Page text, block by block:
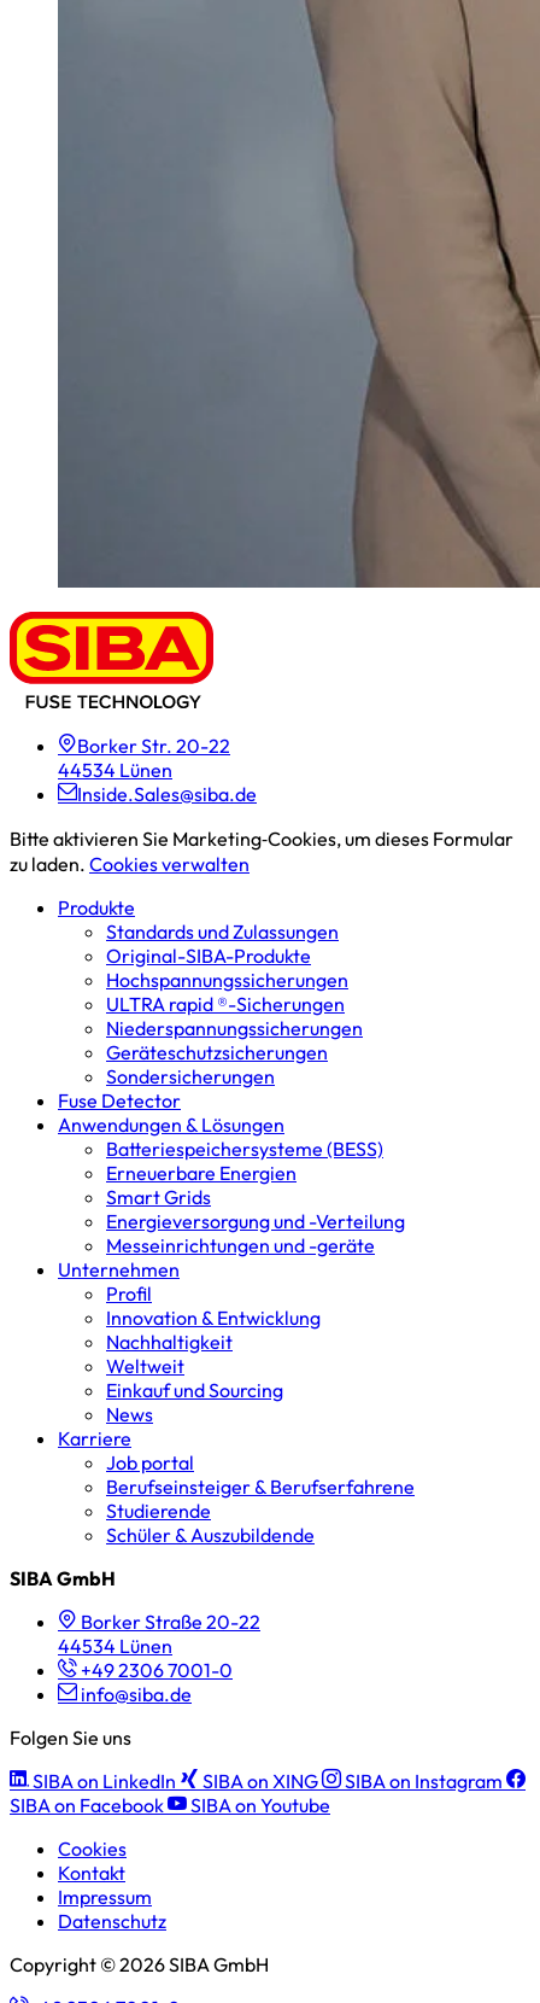
Borker Str. 20-22
44534 Lünen
Inside.Sales@siba.de
Bitte aktivieren Sie Marketing‑Cookies, um dieses Formular
zu laden. Cookies verwalten
Produkte
Standards und Zulassungen
Original-SIBA-Produkte
Hochspannungs­sicherungen
ULTRA rapid ®-Sicherungen
Niederspannungs­sicherungen
Geräteschutz­sicherungen
Sondersicherungen
Fuse Detector
Anwendungen & Lösungen
Batterie­speicher­systeme (BESS)
Erneuerbare Energien
Smart Grids
Energieversorgung und -Verteilung
Messeinrichtungen und -geräte
Unternehmen
Profil
Innovation & Entwicklung
Nachhaltigkeit
Weltweit
Einkauf und Sourcing
News
Karriere
Job portal
Berufseinsteiger & Berufserfahrene
Studierende
Schüler & Auszubildende
SIBA GmbH
Borker Straße 20-22
44534 Lünen
+49 2306 7001-0
info@siba.de
Folgen Sie uns
SIBA on LinkedIn
SIBA on XING
SIBA on Instagram
SIBA on Facebook
SIBA on Youtube
Cookies
Kontakt
Impressum
Datenschutz
Copyright © 2026 SIBA GmbH